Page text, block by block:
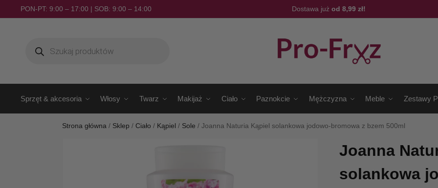
PON-PT: 9:00 – 17:00 | SOB: 9:00 – 14:00 Dostawa już od 8,99 zł!
Sprzęt & akcesoria Włosy Twarz Makijaż Ciało Paznokcie Mężczyzna Meble Zestawy
Strona główna / Sklep /Ciało / Kąpiel / Sole /Joanna Naturia Kąpiel solankowa jodowo-bromowa z bzem 500ml
Joanna
solankowa